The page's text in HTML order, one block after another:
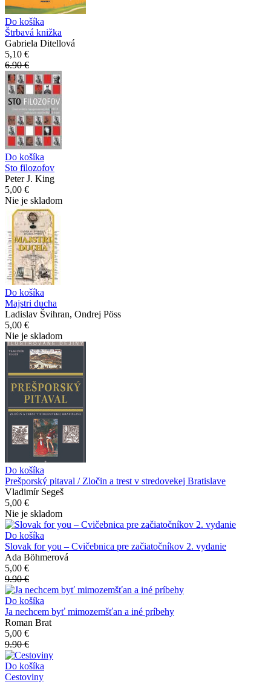
Do košíka
Štrbavá knižka
Gabriela Ditellová
5,10 €
6.90 €
Do košíka
Sto filozofov
Peter J. King
5,00 €
Nie je skladom
Do košíka
Majstri ducha
Ladislav Švihran, Ondrej Pöss
5,00 €
Nie je skladom
Do košíka
Prešporský pitaval / Zločin a trest v stredovekej Bratislave
Vladimír Segeš
5,00 €
Nie je skladom
Do košíka
Slovak for you – Cvičebnica pre začiatočníkov 2. vydanie
Ada Böhmerová
5,00 €
9.90 €
Do košíka
Ja nechcem byť mimozemšťan a iné príbehy
Roman Brat
5,00 €
9.90 €
Do košíka
Cestoviny